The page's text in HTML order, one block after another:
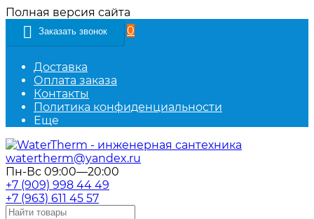
Полная версия сайта
Заказать звонок 0
Доставка
Оплата заказа
Контакты
Политика конфиденциальности
Еще
watertherm@yandex.ru
Пн-Вс 09:00—20:00
+7 (909) 998 44 49
+7 (963) 611 45 57